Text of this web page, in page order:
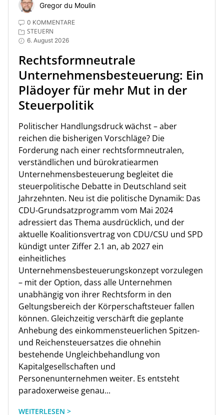
Gregor du Moulin
0 KOMMENTARE
STEUERN
6. August 2026
Rechtsformneutrale
Unternehmensbesteuerung: Ein
Plädoyer für mehr Mut in der
Steuerpolitik
Politischer Handlungsdruck wächst – aber
reichen die bisherigen Vorschläge? Die
Forderung nach einer rechtsformneutralen,
verständlichen und bürokratiearmen
Unternehmensbesteuerung begleitet die
steuerpolitische Debatte in Deutschland seit
Jahrzehnten. Neu ist die politische Dynamik: Das
CDU-Grundsatzprogramm vom Mai 2024
adressiert das Thema ausdrücklich, und der
aktuelle Koalitionsvertrag von CDU/CSU und SPD
kündigt unter Ziffer 2.1 an, ab 2027 ein
einheitliches
Unternehmensbesteuerungskonzept vorzulegen
– mit der Option, dass alle Unternehmen
unabhängig von ihrer Rechtsform in den
Geltungsbereich der Körperschaftsteuer fallen
können. Gleichzeitig verschärft die geplante
Anhebung des einkommensteuerlichen Spitzen-
und Reichensteuersatzes die ohnehin
bestehende Ungleichbehandlung von
Kapitalgesellschaften und
Personenunternehmen weiter. Es entsteht
paradoxerweise genau...
WEITERLESEN >